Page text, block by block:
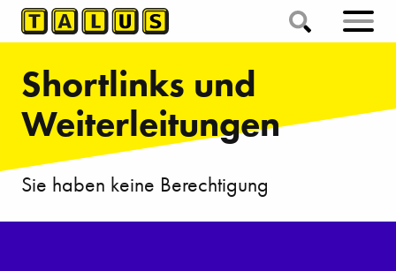
Shortlinks und
Weiterleitungen
Sie haben keine Berechtigung